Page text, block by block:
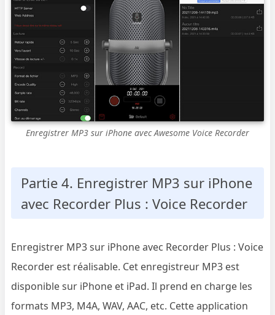
Enregistrer MP3 sur iPhone avec Awesome Voice Recorder
Partie 4. Enregistrer MP3 sur iPhone
avec Recorder Plus : Voice Recorder
Enregistrer MP3 sur iPhone avec Recorder Plus : Voice
Recorder est réalisable. Cet enregistreur MP3 est
disponible sur iPhone et iPad. Il prend en charge les
formats MP3, M4A, WAV, AAC, etc. Cette application